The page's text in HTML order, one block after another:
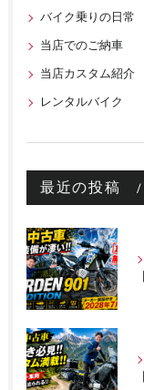
バイク乗りの日常
当店でのご納車
当店カスタム紹介
レンタルバイク
最近の投稿